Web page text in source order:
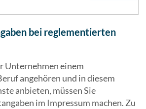
bei reglementierten
Unternehmen einem
angehören und in diesem
anbieten, müssen Sie
im Impressum machen. Zu